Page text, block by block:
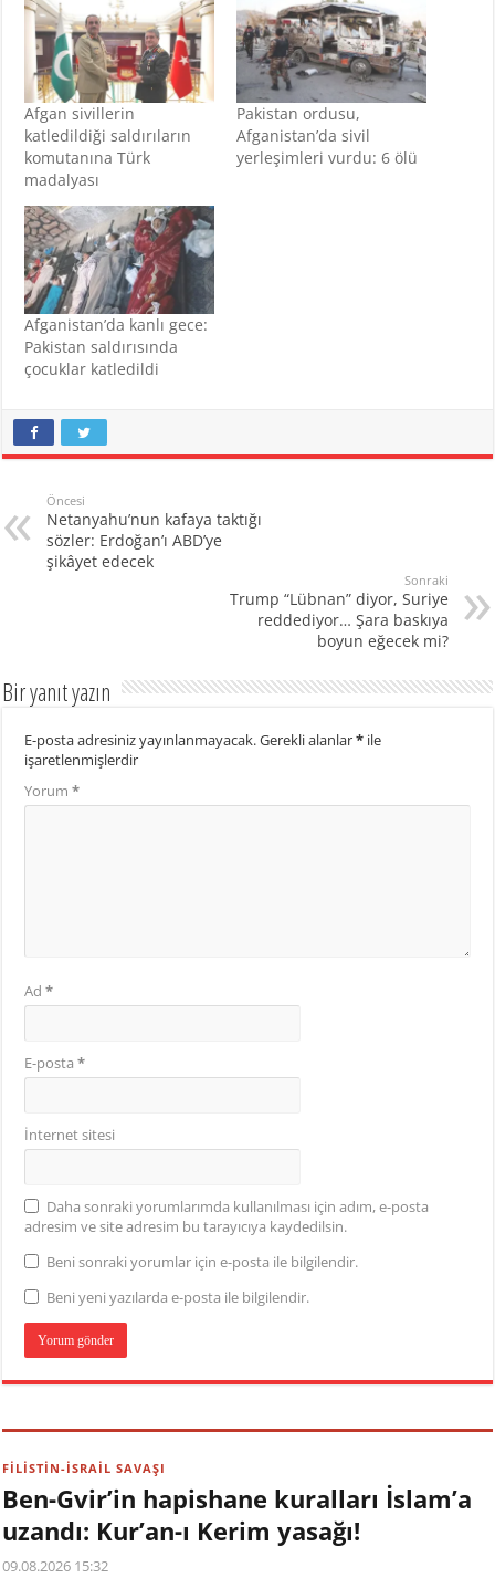
Afgan sivillerin
katledildiği saldırıların
komutanına Türk
madalyası
Pakistan ordusu,
Afganistan’da sivil
yerleşimleri vurdu: 6 ölü
Afganistan’da kanlı gece:
Pakistan saldırısında
çocuklar katledildi
Öncesi
Netanyahu’nun kafaya taktığı
sözler: Erdoğan’ı ABD’ye
şikâyet edecek
Sonraki
Trump “Lübnan” diyor, Suriye
reddediyor… Şara baskıya
boyun eğecek mi?
Bir yanıt yazın
E-posta adresiniz yayınlanmayacak.Gerekli alanlar* ile
işaretlenmişlerdir
Yorum*
Ad*
E-posta*
İnternet sitesi
Daha sonraki yorumlarımda kullanılması için adım, e-posta
adresim ve site adresim bu tarayıcıya kaydedilsin.
Beni sonraki yorumlar için e-posta ile bilgilendir.
Beni yeni yazılarda e-posta ile bilgilendir.
FİLİSTİN-İSRAİL SAVAŞI
Ben-Gvir’in hapishane kuralları İslam’a
uzandı: Kur’an-ı Kerim yasağı!
09.08.2026 15:32